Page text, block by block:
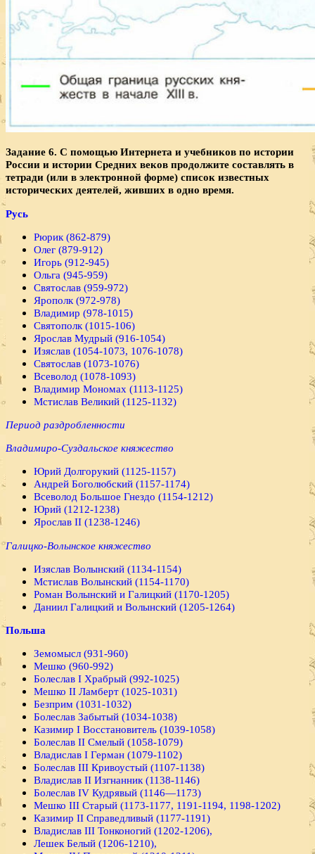
Задание 6. С помощью Интернета и учебников по истории
России и истории Средних веков продолжите составлять в
тетради (или в электронной форме) список известных
исторических деятелей, живших в одно время.
Русь
Рюрик (862-879)
Олег (879-912)
Игорь (912-945)
Ольга (945-959)
Святослав (959-972)
Ярополк (972-978)
Владимир (978-1015)
Святополк (1015-106)
Ярослав Мудрый (916-1054)
Изяслав (1054-1073, 1076-1078)
Святослав (1073-1076)
Всеволод (1078-1093)
Владимир Мономах (1113-1125)
Мстислав Великий (1125-1132)
Период раздробленности
Владимиро-Суздальское княжество
Юрий Долгорукий (1125-1157)
Андрей Боголюбский (1157-1174)
Всеволод Большое Гнездо (1154-1212)
Юрий (1212-1238)
Ярослав II (1238-1246)
Галицко-Волынское княжество
Изяслав Волынский (1134-1154)
Мстислав Волынский (1154-1170)
Роман Волынский и Галицкий (1170-1205)
Даниил Галицкий и Волынский (1205-1264)
Польша
Земомысл (931-960)
Мешко (960-992)
Болеслав I Храбрый (992-1025)
Мешко II Ламберт (1025-1031)
Безприм (1031-1032)
Болеслав Забытый (1034-1038)
Казимир I Восстановитель (1039-1058)
Болеслав II Смелый (1058-1079)
Владислав I Герман (1079-1102)
Болеслав III Кривоустый (1107-1138)
Владислав II Изгнанник (1138-1146)
Болеслав IV Кудрявый (1146—1173)
Мешко III Старый (1173-1177, 1191-1194, 1198-1202)
Казимир II Справедливый (1177-1191)
Владислав III Тонконогий (1202-1206),
Лешек Белый (1206-1210),